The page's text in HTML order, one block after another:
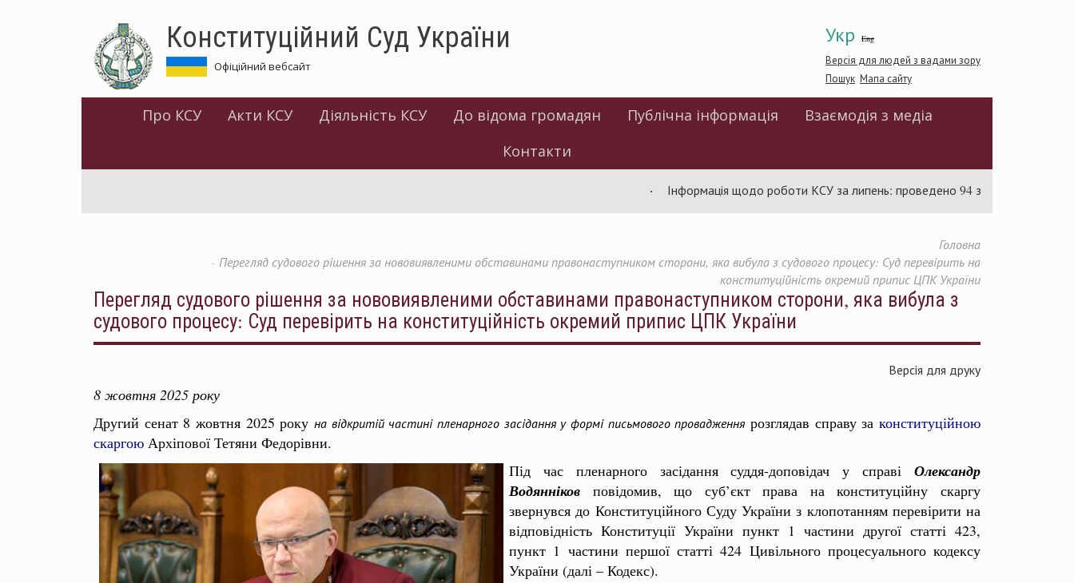
Укр Eng
Версія для людей з вадами зору
Пошук Мапа сайту
Конституційний Суд України
Офіційний вебсайт
Про КСУ Акти КСУ Діяльність КСУ До відома громадян Публічна інформація
Взаємодія з медіа
Контакти
Інформація щодо роботи КСУ за липень: проведено 94 засідання та ухвалено
Головна
Перегляд судового рішення за нововиявленими обставинами правонаступником сторони, яка вибула з судового процесу: Суд перевірить на
конституційність окремий припис ЦПК України
Перегляд судового рішення за нововиявленими обставинами правонаступником сторони, яка вибула з
судового процесу: Суд перевірить на конституційність окремий припис ЦПК України
Версія для друку
8 жовтня 2025 року
Другий сенат 8 жовтня 2025 року на відкритій частині пленарного засідання у формі письмового провадженнярозглядав справу за конституційною
скаргою Архіпової Тетяни Федорівни.
Під час пленарного засідання суддя-доповідач у справі Олександр
Водянніков повідомив, що суб’єкт права на конституційну скаргу
звернувся до Конституційного Суду України з клопотанням перевірити на
відповідність Конституції України пункт 1 частини другої статті 423,
пункт 1 частини першої статті 424 Цивільного процесуального кодексу
України (далі – Кодекс).